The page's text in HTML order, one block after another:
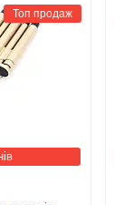
Топ продаж